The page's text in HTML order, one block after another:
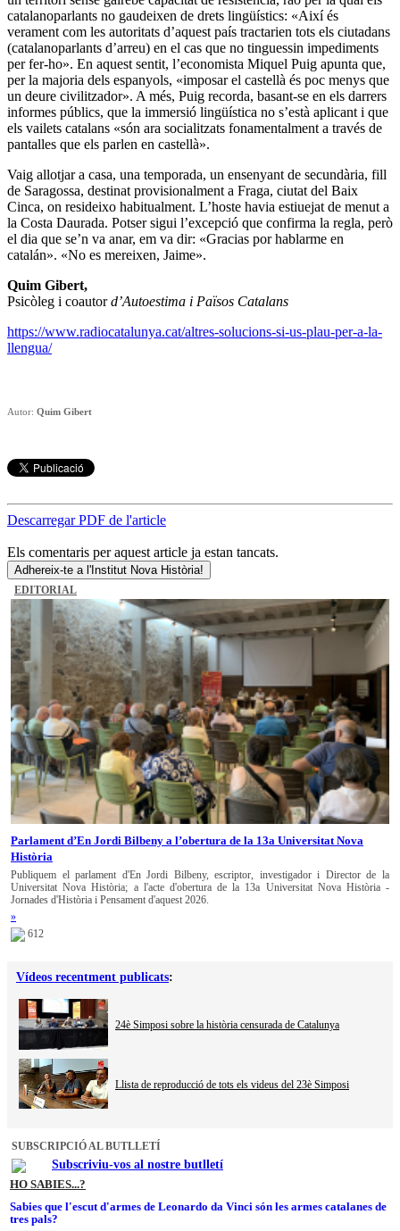
catalanoparlants no gaudeixen de drets lingüístics: «Així és
verament com les autoritats d’aquest país tractarien tots els ciutadans
(catalanoparlants d’arreu) en el cas que no tinguessin impediments
per fer-ho». En aquest sentit, l’economista Miquel Puig apunta que,
per la majoria dels espanyols, «imposar el castellà és poc menys que
un deure civilitzador». A més, Puig recorda, basant-se en els darrers
informes públics, que la immersió lingüística no s’està aplicant i que
els vailets catalans «són ara socialitzats fonamentalment a través de
pantalles que els parlen en castellà».
Vaig allotjar a casa, una temporada, un ensenyant de secundària, fill
de Saragossa, destinat provisionalment a Fraga, ciutat del Baix
Cinca, on resideixo habitualment. L’hoste havia estiuejat de menut a
la Costa Daurada. Potser sigui l’excepció que confirma la regla, però
el dia que se’n va anar, em va dir: «Gracias por hablarme en
catalán». «No es mereixen, Jaime».
Quim Gibert,
Psicòleg i coautord’Autoestima i Països Catalans
https://www.radiocatalunya.cat/altres-solucions-si-us-plau-per-a-la-
llengua/
Autor: Quim Gibert
Descarregar PDF de l'article
Els comentaris per aquest article ja estan tancats.
Adhereix-te a l'Institut Nova Història!
EDITORIAL
Parlament d’En Jordi Bilbeny a l’obertura de la 13a Universitat Nova
Història
Publiquem el parlament d'En Jordi Bilbeny, escriptor, investigador i Director de la
Universitat Nova Història; a l'acte d'obertura de la 13a Universitat Nova Història -
Jornades d'Història i Pensament d'aquest 2026.
»
612
Vídeos recentment publicats:
24è Simposi sobre la història censurada de Catalunya
Llista de reproducció de tots els videus del 23è Simposi
SUBSCRIPCIÓ AL BUTLLETÍ
Subscriviu-vos al nostre butlletí
HO SABIES...?
Sabies que l'escut d'armes de Leonardo da Vinci són les armes catalanes de
tres pals?